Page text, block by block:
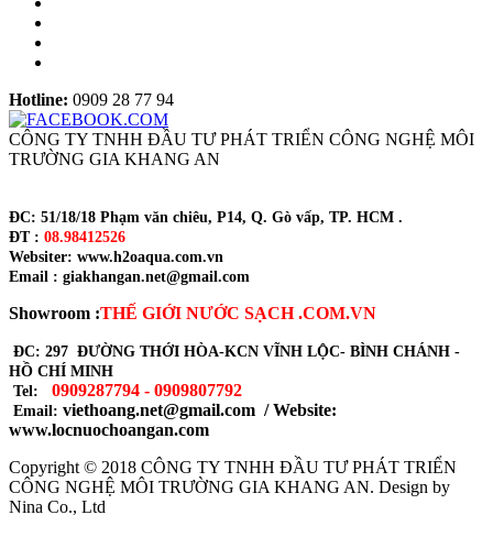
Hotline: 0909 28 77 94
CÔNG TY TNHH ĐẦU TƯ PHÁT TRIỂN CÔNG NGHỆ MÔI
TRƯỜNG GIA KHANG AN
ĐC: 51/18/18 Phạm văn chiêu, P14, Q. Gò vấp, TP. HCM .
ĐT : 08.98412526
Websiter: www.h2oaqua.com.vn
Email : giakhangan.net@gmail.com
Showroom :THẾ GIỚI NƯỚC SẠCH .COM.VN
ĐC: 297 ĐƯỜNG THỚI HÒA-KCN VĨNH LỘC- BÌNH CHÁNH -
HỒ CHÍ MINH
Tel:
0909287794 - 0909807792
Email: viethoang.net@gmail.com / Website:
www.locnuochoangan.com
Copyright © 2018 CÔNG TY TNHH ĐẦU TƯ PHÁT TRIỂN
CÔNG NGHỆ MÔI TRƯỜNG GIA KHANG AN. Design by
Nina Co., Ltd